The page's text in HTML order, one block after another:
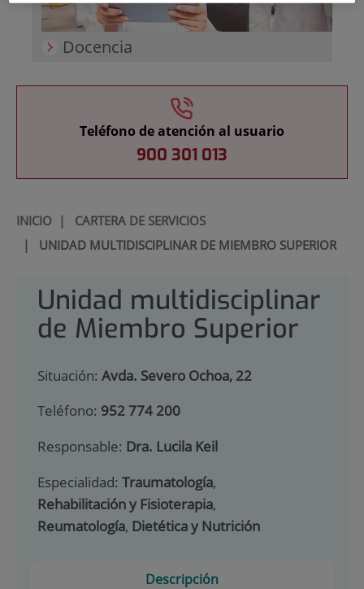
Docencia
Teléfono de atención al usuario
900 301 013
INICIO| CARTERA DE SERVICIOS
| UNIDAD MULTIDISCIPLINAR DE MIEMBRO SUPERIOR
Unidad multidisciplinar
de Miembro Superior
Situación: Avda. Severo Ochoa, 22
Teléfono: 952 774 200
Responsable: Dra. Lucila Keil
Especialidad: Traumatología,
Rehabilitación y Fisioterapia,
Reumatología, Dietética y Nutrición
Descripción